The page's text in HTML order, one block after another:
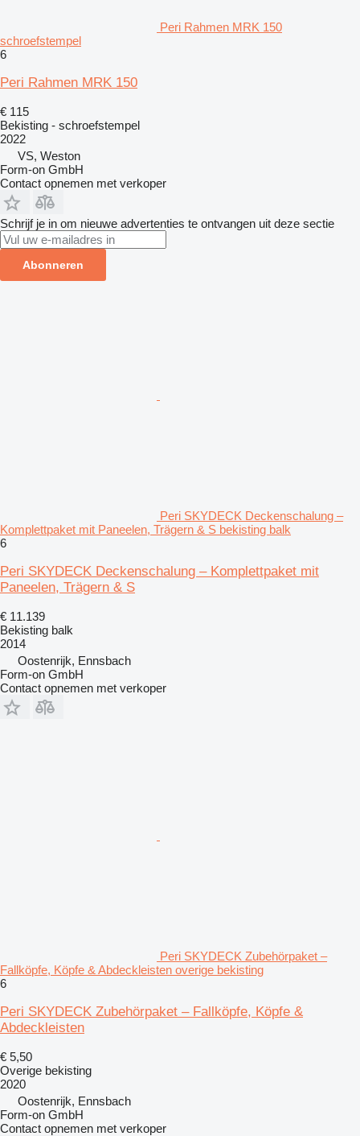
Peri Rahmen MRK 150
schroefstempel
6
Peri Rahmen MRK 150
€ 115
Bekisting - schroefstempel
2022
VS, Weston
Form-on GmbH
Contact opnemen met verkoper
Schrijf je in om nieuwe advertenties te ontvangen uit deze sectie
Abonneren
Peri SKYDECK Deckenschalung –
Komplettpaket mit Paneelen, Trägern & S bekisting balk
6
Peri SKYDECK Deckenschalung – Komplettpaket mit
Paneelen, Trägern & S
€ 11.139
Bekisting balk
2014
Oostenrijk, Ennsbach
Form-on GmbH
Contact opnemen met verkoper
Peri SKYDECK Zubehörpaket –
Fallköpfe, Köpfe & Abdeckleisten overige bekisting
6
Peri SKYDECK Zubehörpaket – Fallköpfe, Köpfe &
Abdeckleisten
€ 5,50
Overige bekisting
2020
Oostenrijk, Ennsbach
Form-on GmbH
Contact opnemen met verkoper